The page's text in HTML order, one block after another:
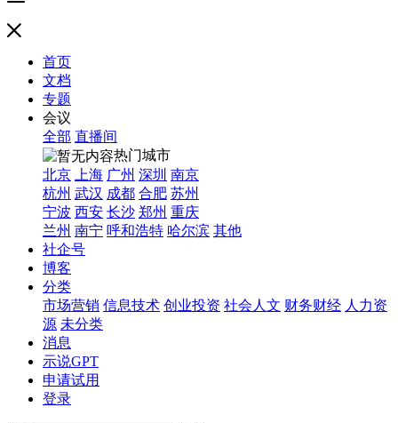
首页
文档
专题
会议
全部 直播间
热门城市
北京
上海 广州 深圳 南京
杭州 武汉 成都 合肥 苏州
宁波 西安 长沙 郑州 重庆
兰州 南宁 呼和浩特 哈尔滨 其他
社企号
博客
分类
市场营销 信息技术 创业投资 社会人文 财务财经 人力资
源 未分类
消息
示说GPT
申请试用
登录